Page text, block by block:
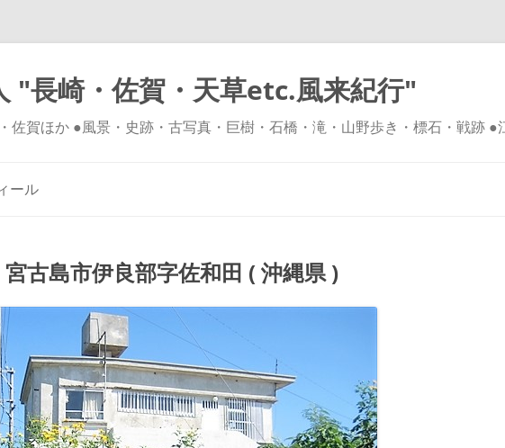
"長崎・佐賀・天草etc.風来紀行"
佐賀ほか ●風景・史跡・古写真・巨樹・石橋・滝・山野歩き・標石・戦跡 ●
ッ
プ
ール
島市伊良部字佐和田 ( 沖縄県 )